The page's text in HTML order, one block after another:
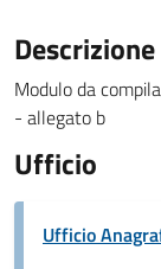
Descrizione
Modulo da
- allegato b
Ufficio
Ufficio